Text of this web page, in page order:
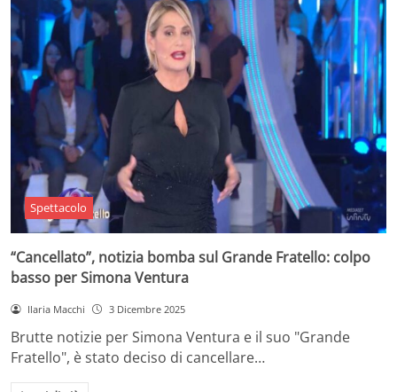
Spettacolo
“Cancellato”, notizia bomba sul Grande Fratello: colpo
basso per Simona Ventura
Ilaria Macchi 3 Dicembre 2025
Brutte notizie per Simona Ventura e il suo "Grande
Fratello", è stato deciso di cancellare…